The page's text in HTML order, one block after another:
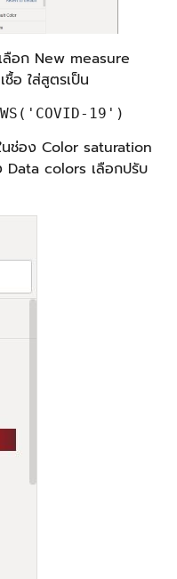
ลือก New measure
อ ใส่สูตรเป็น
19')
นช่อง Color saturation
Data colors เลือกปรับ